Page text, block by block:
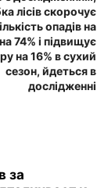
лісів скорочує
опадів на
74% і підвищує
на 16% в сухий
сезон, йдеться в
дослідженні
за